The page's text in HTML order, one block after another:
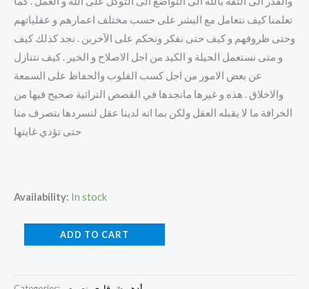
تعلمنا كيف نتعامل مع البشر على حسب مختلف اعمارهم و عقلياتهم
وحتى ظروفهم و كيف حتى نفكر ونحكم على الآخرين . نجد كذلك كيف
و متى نستعمل الحيلة و الكيد من اجل الاصلاح و الخير . كيف نتنازل
عن بعض الامور من اجل كسب القلوب والحفاظ على السمعة
والاخلاق . هذه و غيرها مانجدها في القصص التراثية صحيح فيها من
الخرافة ما لا يقبله العقل ولكن بما انه لدينا عقل لنسردها بتصرف منا
حتى تؤدي غايتها
Availability: In stock
ADD TO CART